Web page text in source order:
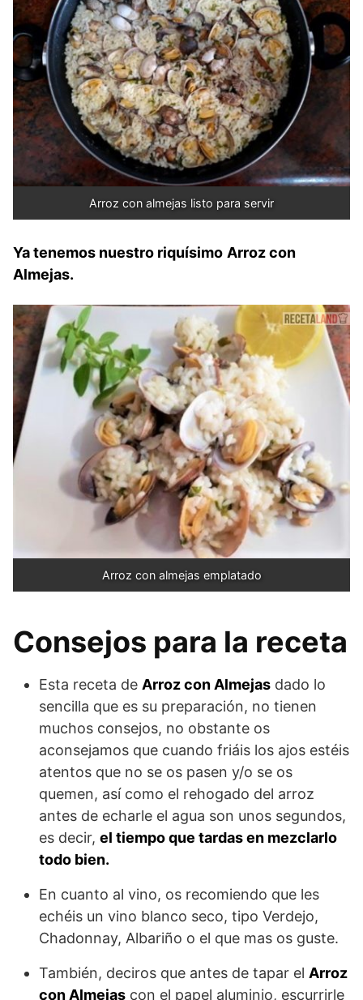
Arroz con almejas listo para servir
Ya tenemos nuestro riquísimo Arroz con
Almejas.
Arroz con almejas emplatado
Consejos para la receta
Esta receta de Arroz con Almejas dado lo
sencilla que es su preparación, no tienen
muchos consejos, no obstante os
aconsejamos que cuando friáis los ajos estéis
atentos que no se os pasen y/o se os
quemen, así como el rehogado del arroz
antes de echarle el agua son unos segundos,
es decir, el tiempo que tardas en mezclarlo
todo bien.
En cuanto al vino, os recomiendo que les
echéis un vino blanco seco, tipo Verdejo,
Chadonnay, Albariño o el que mas os guste.
También, deciros que antes de tapar el Arroz
con Almejas con el papel aluminio, escurrirle